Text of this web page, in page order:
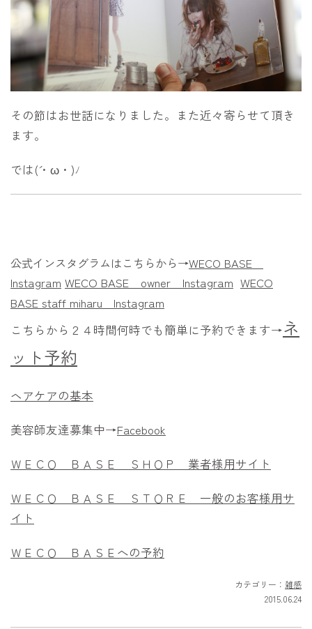
その節はお世話になりました。また近々寄らせて頂き
ます。
では(´・ω・)ﾉ
公式インスタグラムはこちらから→WECO BASE
Instagram WECO BASE owner Instagram WECO
BASE staff miharu Instagram
こちらから２４時間何時でも簡単に予約できます→ネ
ット予約
ヘアケアの基本
美容師友達募集中→Facebook
ＷＥＣＯ ＢＡＳＥ ＳＨＯＰ 業者様用サイト
ＷＥＣＯ ＢＡＳＥ ＳＴＯＲＥ 一般のお客様用サ
イト
ＷＥＣＯ ＢＡＳＥへの予約
カテゴリー： 雑感
2015.06.24